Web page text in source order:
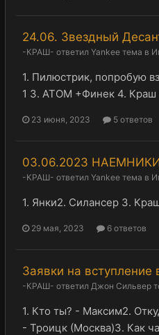
24.06. Звездный
-КРАШ- ответил Yankee тема в
1. Пилюстрик, попробую
1 3. АТОМ +Финек 4. Краш
23 июня, 2023 5 ответов
03.06.2023
-КРАШ- ответил Yankee тема в
1. Янки2. Силансер 3.
29 мая, 2023 6 ответов
Заявки на вступление
-КРАШ- ответил Джон Сильвер
1. Кто ты? - Максим2.
- Троицк (Москва)3. Как